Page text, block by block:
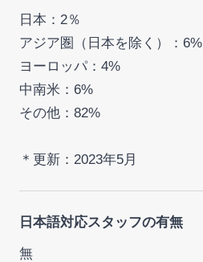
日本：2％
アジア圏（日本を除く）：6%
ヨーロッパ：4%
中南米：6%
その他：82%
＊更新：2023年5月
日本語対応スタッフの有無
無